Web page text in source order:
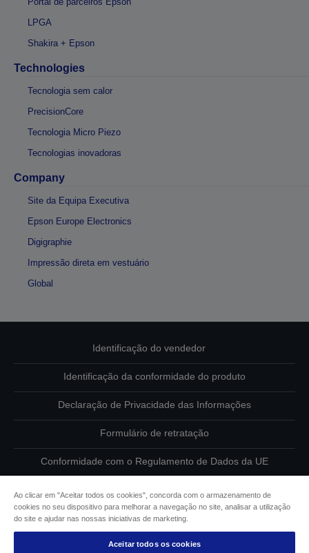
LPGA
Shakira + Epson
Technologies
Tecnologia sem calor
PrecisionCore
Tecnologia Micro Piezo
Tecnologias inovadoras
Company
Site da Equipa Executiva
Epson Europe Electronics
Digigraphie
Impressão direta em vestuário
Global
Identificação do vendedor
Identificação da conformidade do produto
Declaração de Privacidade das Informações
Formulário de retratação
Conformidade com o Regulamento de Dados da UE
Contacte-nos sobre os seus dados
Informações sobre cookies
Compromisso da Epson para com a acessibilidade
Ao clicar em "Aceitar todos os cookies", concorda com o armazenamento de
cookies no seu dispositivo para melhorar a navegação no site, analisar a utilização
do site e ajudar nas nossas iniciativas de marketing.
Aceitar todos os cookies